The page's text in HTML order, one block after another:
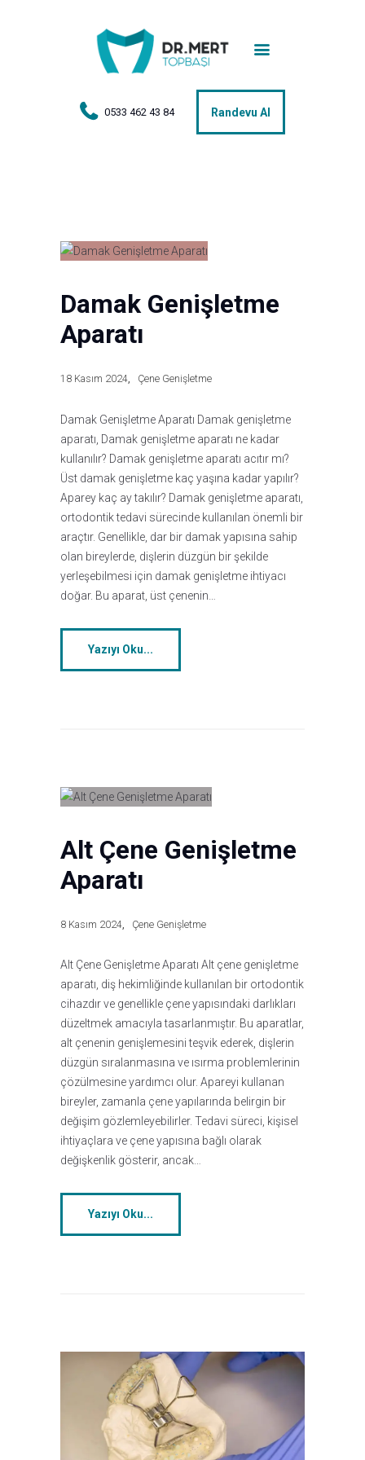
0533 462 43 84 Randevu Al
Anasayfa
Tedaviler
Hakkımda
İletişim
Damak Genişletme
Aparatı
18 Kasım 2024 Çene Genişletme
Damak Genişletme Aparatı Damak genişletme
aparatı, Damak genişletme aparatı ne kadar
kullanılır? Damak genişletme aparatı acıtır mı?
Üst damak genişletme kaç yaşına kadar yapılır?
Aparey kaç ay takılır? Damak genişletme aparatı,
ortodontik tedavi sürecinde kullanılan önemli bir
araçtır. Genellikle, dar bir damak yapısına sahip
olan bireylerde, dişlerin düzgün bir şekilde
yerleşebilmesi için damak genişletme ihtiyacı
doğar. Bu aparat, üst çenenin…
Yazıyı Oku...
Alt Çene Genişletme
Aparatı
8 Kasım 2024 Çene Genişletme
Alt Çene Genişletme Aparatı Alt çene genişletme
aparatı, diş hekimliğinde kullanılan bir ortodontik
cihazdır ve genellikle çene yapısındaki darlıkları
düzeltmek amacıyla tasarlanmıştır. Bu aparatlar,
alt çenenin genişlemesini teşvik ederek, dişlerin
düzgün sıralanmasına ve ısırma problemlerinin
çözülmesine yardımcı olur. Apareyi kullanan
bireyler, zamanla çene yapılarında belirgin bir
değişim gözlemleyebilirler. Tedavi süreci, kişisel
ihtiyaçlara ve çene yapısına bağlı olarak
değişkenlik gösterir, ancak…
Yazıyı Oku...